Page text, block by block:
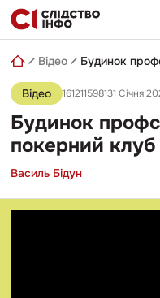
Skip
to
content
пошуковий
запит
Відео
Відео 161211598131 Січня
Будинок
покерний клуб
Василь Бідун